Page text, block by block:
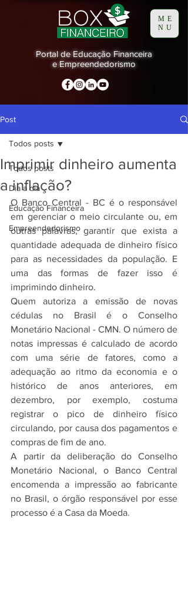
ME
NU
Portal de Educação Financeira
e Empreendedorismo
Post
Todos posts
Dia a dia
Educação Financeira
Empreendedorismo
Todos posts
Imprimir dinheiro aumenta
a inflação?
O Banco Central - BC é o responsável
em gerenciar o meio circulante ou, em
outras palavras, garantir que exista a
quantidade adequada de dinheiro físico
para as necessidades da população. E
uma das formas de fazer isso é
imprimindo dinheiro.
Quem autoriza a emissão de novas
cédulas no Brasil é o Conselho
Monetário Nacional - CMN. O número de
notas impressas é calculado de acordo
com uma série de fatores, como a
adequação ao ritmo da economia e o
histórico de anos anteriores, em
dezembro, por exemplo, costuma
registrar o pico de dinheiro físico
circulando, por causa dos pagamentos e
compras de fim de ano.
A partir da deliberação do Conselho
Monetário Nacional, o Banco Central
encomenda a impressão ao fabricante
no Brasil, o órgão responsável por esse
processo é a Casa da Moeda.